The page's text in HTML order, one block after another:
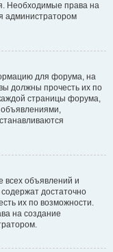
Необходимые права на
администратором
для форума, на
должны прочесть их по
страницы форума,
объявлениями,
всех объявлений и
достаточно
их по возможности.
на создание